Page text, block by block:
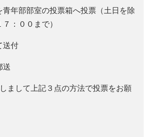
青年部部室の投票箱へ投票（土日を除
：００まで）
送付
送
まして上記３点の方法で投票をお願